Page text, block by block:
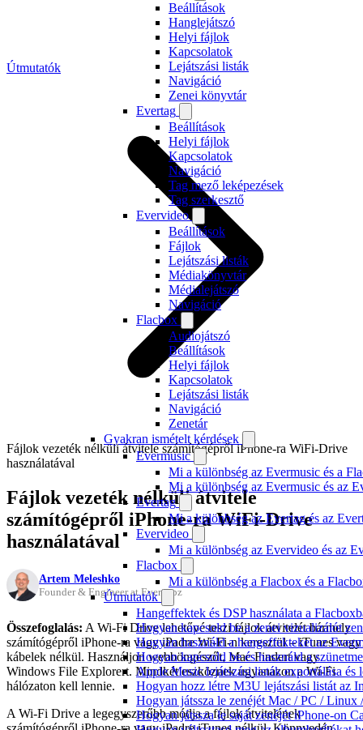
Beállítások
Hanglejátszó
Helyi fájlok
Kapcsolatok
Lejátszási listák
Navigáció
Zenei könyvtár
Evertag
Beállítások
Helyi fájlok
Kapcsolatok
Navigáció
Tag mező leképezések
Tag szerkesztő
Evervideo
Beállítások
Fájlok
Lejátszási listák
Médiakönyvtár
Médialejátszó
Navigáció
Flacbox
Audiojátszó
Beállítások
Helyi fájlok
Kapcsolatok
Lejátszási listák
Navigáció
Zenetár
Gyakran ismételt kérdések
Evermusic
Mi a különbség az Evermusic és a
Mi a különbség az Evermusic és az
Evertag
Mi a különbség az Evertag és az
Evervideo
Mi a különbség az Evervideo és az
Flacbox
Mi a különbség a Flacbox és a
Útmutatók
Hangeffektek és DSP használata a
Hogyan kapcsold be a zenei vizualizálót
Hogyan használd a hangeffekteket az
Hogyan kapcsold be és használd a
Apple Music lejátszási listák exportálása és
Hogyan hozz létre M3U lejátszási listát az
Hogyan játssza le zenéjét Mac / PC /
Hogyan játssza le saját zenéjét iPhone-on
Útmutatók
Fájlok vezeték nélküli átvitele számítógépről iPhone-ra WiFi-Drive
használatával
Fájlok vezeték nélküli átvitele
számítógépről iPhone-ra WiFi-Drive
használatával
Artem Meleshko
Founder & Engineer at Everappz
Összefoglalás: A Wi-Fi Drive lehetővé teszi fájlok átvitelét bármely
számítógépről iPhone-ra vagy iPadre Wi-Fi-n keresztül – iTunes vagy
kábelek nélkül. Használjon webböngészőt, Mac Findert vagy
Windows File Explorert. Mindkét eszköznek ugyanazon a Wi-Fi
hálózaton kell lennie.
A Wi-Fi Drive a legegyszerűbb módja a fájlok átvitelének